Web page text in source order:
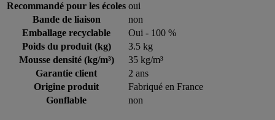
Recommandé pour les écoles oui
Bande de liaison
non
Emballage recyclable
Oui - 100 %
Poids du produit (kg)
3.5 kg
Mousse densité (kg/m³)
35 kg/m³
Garantie client
2 ans
Origine produit
Fabriqué en France
Gonflable
non